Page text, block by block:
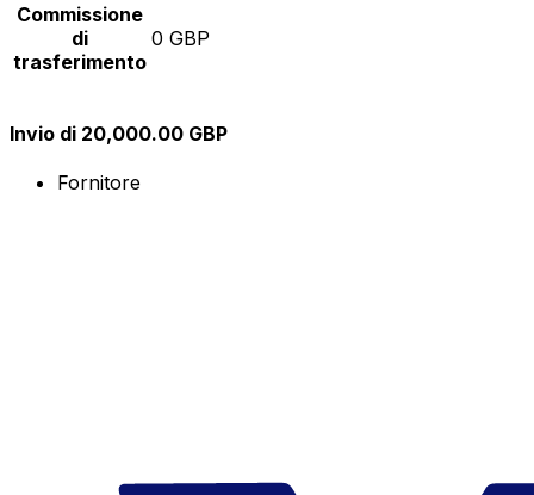
Commissione
di
trasferimento
0 GBP
Invio di 20,000.00 GBP
Fornitore